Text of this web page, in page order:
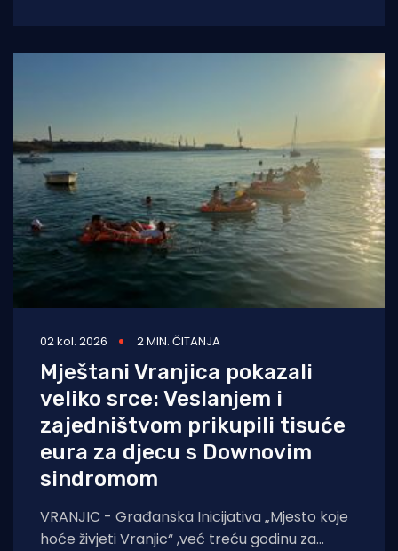
02 kol. 2026 2 MIN. ČITANJA
Mještani Vranjica pokazali
veliko srce: Veslanjem i
zajedništvom prikupili tisuće
eura za djecu s Downovim
sindromom
VRANJIC - Građanska Inicijativa „Mjesto koje
hoće živjeti Vranjic“ ,već treću godinu za